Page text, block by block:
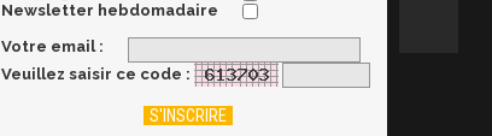
Newsletter hebdomadaire
Votre email :
Veuillez saisir ce code :